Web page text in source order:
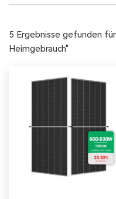
5 Ergebnisse gefunden
Heimgebrauch"